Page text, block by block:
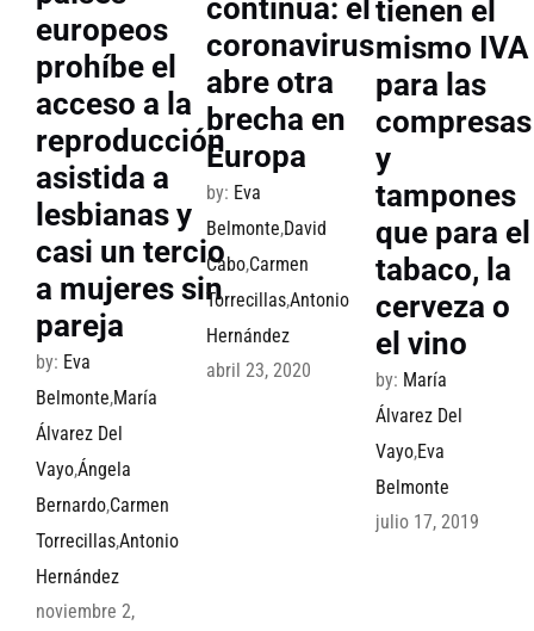
europeos
prohíbe el
acceso a la
reproducción
asistida a
lesbianas y
casi un tercio
a mujeres sin
pareja
by: Eva
Belmonte,María
Álvarez Del
Vayo,Ángela
Bernardo,Carmen
Torrecillas,Antonio
Hernández
noviembre 2,
continúa: el
coronavirus
abre otra
brecha en
Europa
by: Eva
Belmonte,David
Cabo,Carmen
Torrecillas,Antonio
Hernández
abril 23, 2020
tienen el
mismo IVA
para las
compresas
y
tampones
que para el
tabaco, la
cerveza o
el vino
by: María
Álvarez Del
Vayo,Eva
Belmonte
julio 17, 2019